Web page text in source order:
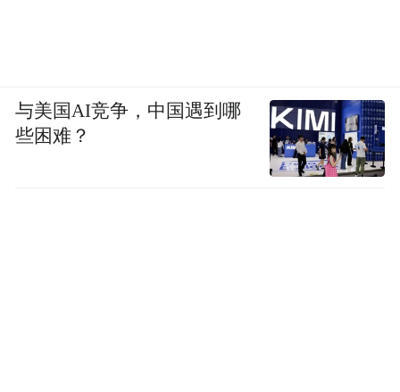
与美国AI竞争，中国遇到哪
些困难？